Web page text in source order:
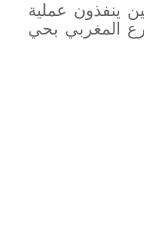
ينفذون عملية
المغربي بحي